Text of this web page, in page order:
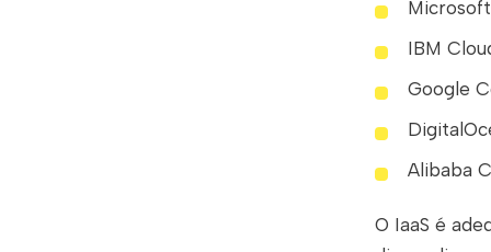
IBM
Google
Alibaba
O IaaS é